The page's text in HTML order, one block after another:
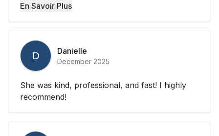
En Savoir Plus
D Danielle
December 2025
She was kind, professional, and fast! I highly
recommend!